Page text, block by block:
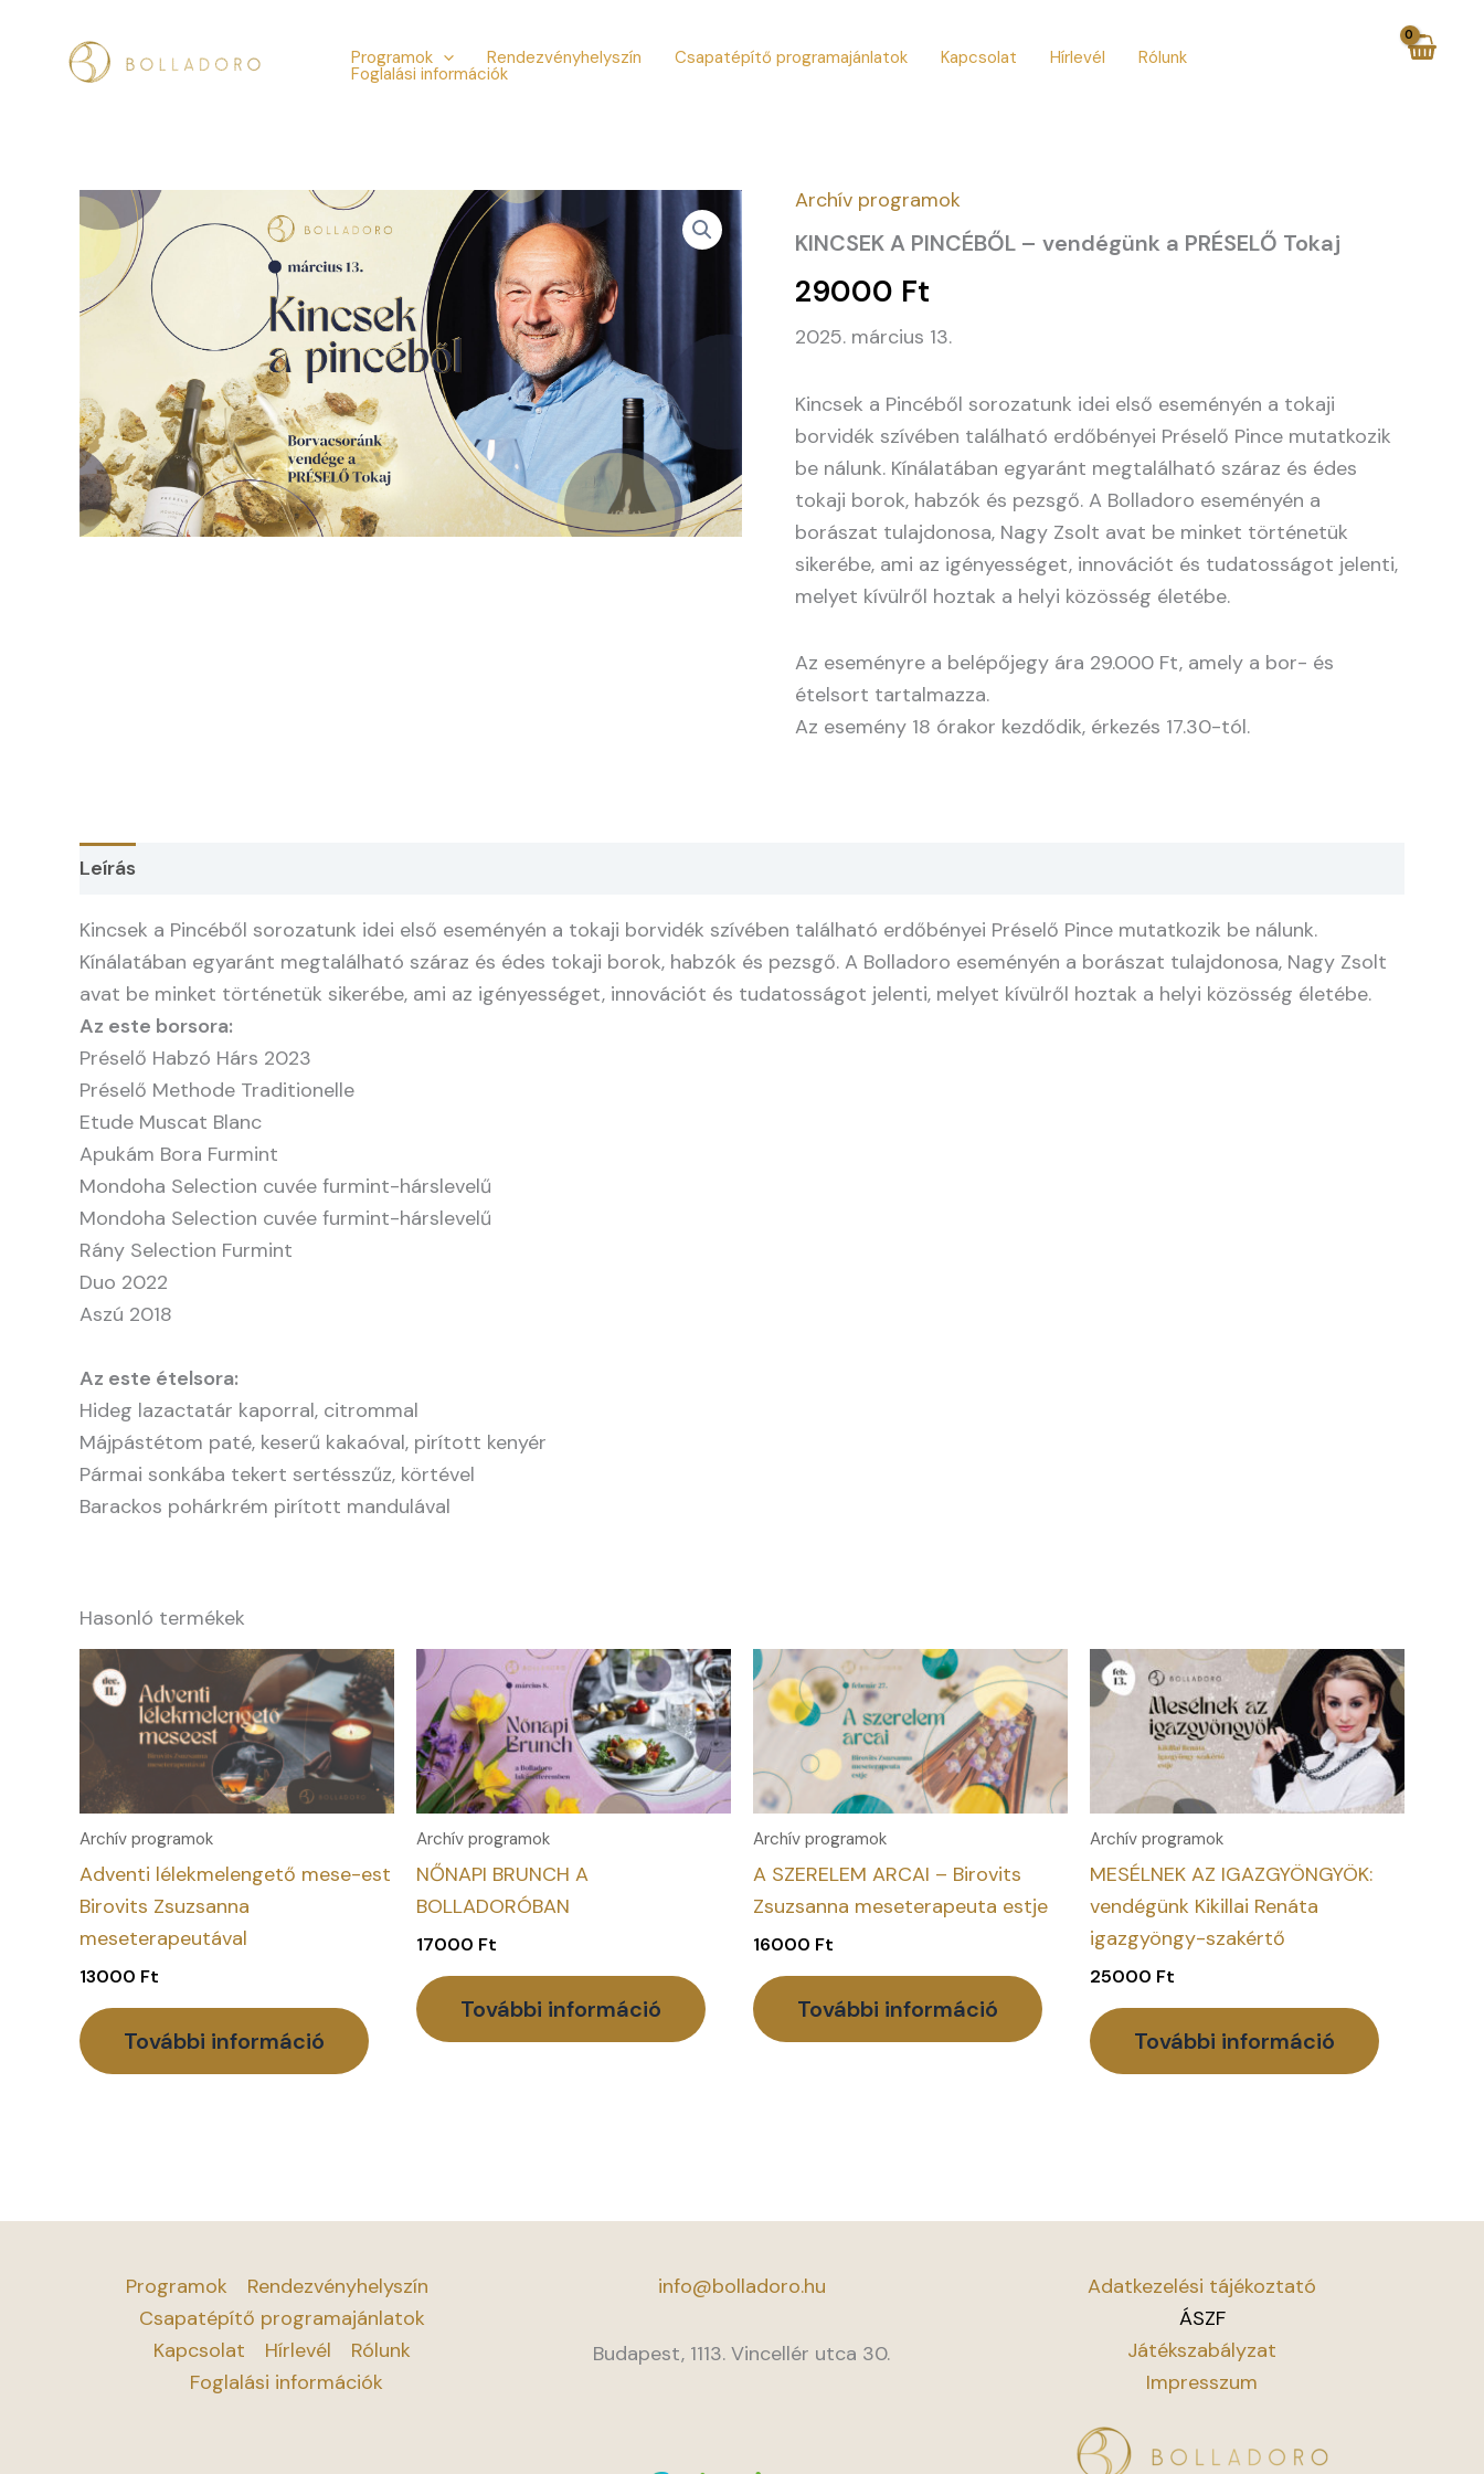
content
Programok Rendezvényhelyszín Csapatépítő programajánlatok Kapcsolat Hírlevél Rólunk
Foglalási információk
Archív programok
KINCSEK A PINCÉBŐL – vendégünk a PRÉSELŐ Tokaj
29000 Ft
2025. március 13.
Kincsek a Pincéből sorozatunk idei első eseményén a tokaji
borvidék szívében található erdőbényei Préselő Pince mutatkozik
be nálunk. Kínálatában egyaránt megtalálható száraz és édes
tokaji borok, habzók és pezsgő. A Bolladoro eseményén a
borászat tulajdonosa, Nagy Zsolt avat be minket történetük
sikerébe, ami az igényességet, innovációt és tudatosságot jelenti,
melyet kívülről hoztak a helyi közösség életébe.
Az eseményre a belépőjegy ára 29.000 Ft, amely a bor- és
ételsort tartalmazza.
Az esemény 18 órakor kezdődik, érkezés 17.30-tól.
Leírás
Kincsek a Pincéből sorozatunk idei első eseményén a tokaji borvidék szívében található erdőbényei Préselő Pince mutatkozik be nálunk.
Kínálatában egyaránt megtalálható száraz és édes tokaji borok, habzók és pezsgő. A Bolladoro eseményén a borászat tulajdonosa, Nagy Zsolt
avat be minket történetük sikerébe, ami az igényességet, innovációt és tudatosságot jelenti, melyet kívülről hoztak a helyi közösség életébe.
Az este borsora:
Préselő Habzó Hárs 2023
Préselő Methode Traditionelle
Etude Muscat Blanc
Apukám Bora Furmint
Mondoha Selection cuvée furmint-hárslevelű
Mondoha Selection cuvée furmint-hárslevelű
Rány Selection Furmint
Duo 2022
Aszú 2018
Az este ételsora:
Hideg lazactatár kaporral, citrommal
Májpástétom paté, keserű kakaóval, pirított kenyér
Pármai sonkába tekert sertésszűz, körtével
Barackos pohárkrém pirított mandulával
Hasonló termékek
Archív programok
Adventi lélekmelengető mese-est
Birovits Zsuzsanna
meseterapeutával
13000 Ft
További információ
Archív programok
NŐNAPI BRUNCH A
BOLLADORÓBAN
17000 Ft
További információ
Archív programok
A SZERELEM ARCAI – Birovits
Zsuzsanna meseterapeuta estje
16000 Ft
További információ
Archív programok
MESÉLNEK AZ IGAZGYÖNGYÖK:
vendégünk Kikillai Renáta
igazgyöngy-szakértő
25000 Ft
További információ
Programok
Rendezvényhelyszín
Csapatépítő programajánlatok
Kapcsolat
Hírlevél
Rólunk
Foglalási információk
info@bolladoro.hu
Budapest, 1113. Vincellér utca 30.
Adatkezelési tájékoztató
ÁSZF
Játékszabályzat
Impresszum